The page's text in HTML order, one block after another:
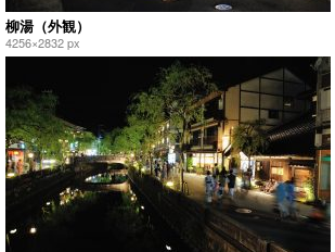
柳湯（外観）
4256×2832 px